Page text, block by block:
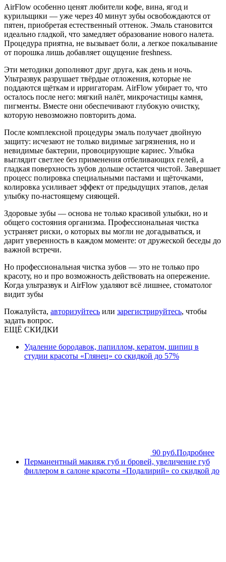
AirFlow особенно ценят любители кофе, вина, ягод и
курильщики — уже через 40 минут зубы освобождаются от
пятен, приобретая естественный оттенок. Эмаль становится
идеально гладкой, что замедляет образование нового налета.
Процедура приятна, не вызывает боли, а легкое покалывание
от порошка лишь добавляет ощущение freshness.
Эти методики дополняют друг друга, как день и ночь.
Ультразвук разрушает твёрдые отложения, которые не
поддаются щёткам и ирригаторам. AirFlow убирает то, что
осталось после него: мягкий налёт, микрочастицы камня,
пигменты. Вместе они обеспечивают глубокую очистку,
которую невозможно повторить дома.
После комплексной процедуры эмаль получает двойную
защиту: исчезают не только видимые загрязнения, но и
невидимые бактерии, провоцирующие кариес. Улыбка
выглядит светлее без применения отбеливающих гелей, а
гладкая поверхность зубов дольше остается чистой. Завершает
процесс полировка специальными пастами и щёточками,
колировка усиливает эффект от предыдущих этапов, делая
улыбку по-настоящему сияющей.
Здоровые зубы — основа не только красивой улыбки, но и
общего состояния организма. Профессиональная чистка
устраняет риски, о которых вы могли не догадываться, и
дарит уверенность в каждом моменте: от дружеской беседы до
важной встречи.
Но профессиональная чистка зубов — это не только про
красоту, но и про возможность действовать на опережение.
Когда ультразвук и AirFlow удаляют всё лишнее, стоматолог
видит зубы
Пожалуйста, авторизуйтесь или зарегистрируйтесь, чтобы
задать вопрос.
ЕЩЁ СКИДКИ
Удаление бородавок, папиллом, кератом, шипиц в
студии красоты «Глянец» со скидкой до 57%
90 руб.Подробнее
Перманентный макияж губ и бровей, увеличение губ
филлером в салоне красоты «Подалирий» со скидкой до